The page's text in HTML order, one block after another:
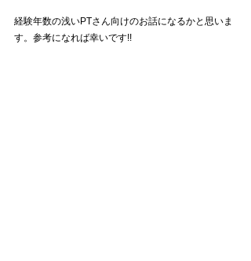
経験年数の浅いPTさん向けのお話になるかと思いま
す。参考になれば幸いです!!